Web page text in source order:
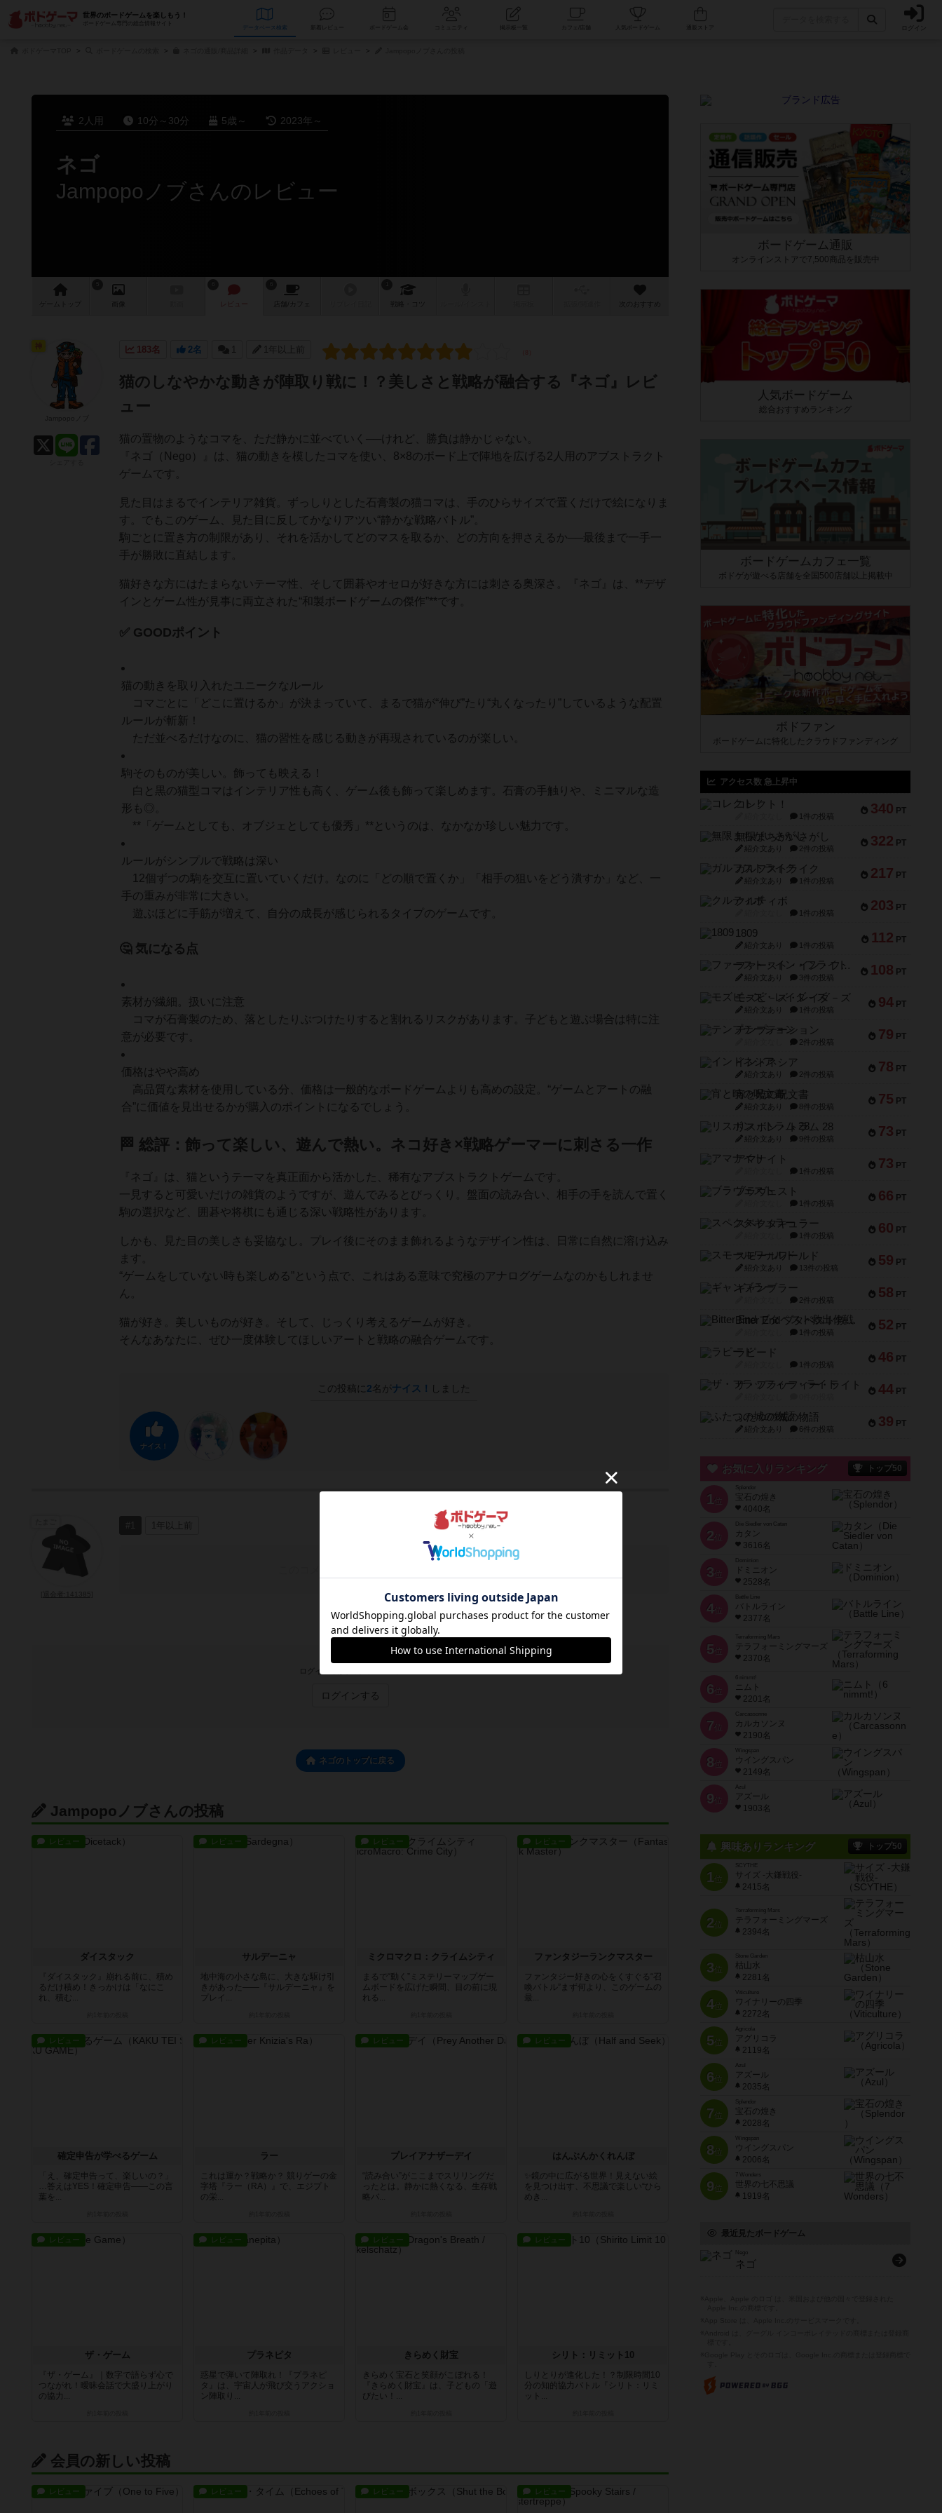
世界のボードゲームを楽しもう！
ボードゲーム専門の総合情報サイト
データベース コミュニティ 人気ボードゲーム ログイン
2人用 10分～30分 5歳～ 2023年～
ネゴ
Jampopoノブさんのレビュー
ゲーム 画像 レビュー 店舗/ カフェ 戦略 次のおすすめ
183名 2名 1 1年以上前
猫のしなやかな動きが陣取り戦に！？美しさと戦略が融合する『ネゴ』レビ
ュー
猫の置物のようなコマを、ただ静かに並べていく──けれど、勝負は静かじゃない。
『ネゴ（Nego）』は、猫の動きを模したコマを使い、8×8のボード上で陣地を広げる2人用のアブストラクト
ゲームです。
見た目はまるでインテリア雑貨。ずっしりとした石膏製の猫コマは、手のひらサイズで置くだけで絵になりま
す。でもこのゲーム、見た目に反してかなりアツい“静かな戦略バトル”。
駒ごとに置き方の制限があり、それを活かしてどのマスを取るか、どの方向を押さえるか──最後まで一手一
手が勝敗に直結します。
猫好きな方にはたまらないテーマ性、そして囲碁やオセロが好きな方には刺さる奥深さ。『ネゴ』は、**デザ
インとゲーム性が見事に両立された“和製ボードゲームの傑作”**です。
✅ GOODポイント
猫の動きを取り入れたユニークなルール
コマごとに「どこに置けるか」が決まっていて、まるで猫が“伸び”たり“丸くなったり”しているような配置
ルールが斬新！
ただ並べるだけなのに、猫の習性を感じる動きが再現されているのが楽しい。
駒そのものが美しい。飾っても映える！
白と黒の猫型コマはインテリア性も高く、ゲーム後も飾って楽しめます。石膏の手触りや、ミニマルな造
形も◎。
**「ゲームとしても、オブジェとしても優秀」**というのは、なかなか珍しい魅力です。
ルールがシンプルで戦略は深い
12個ずつの駒を交互に置いていくだけ。なのに「どの順で置くか」「相手の狙いをどう潰すか」など、一
手の重みが非常に大きい。
遊ぶほどに手筋が増えて、自分の成長が感じられるタイプのゲームです。
🤔 気になる点
素材が繊細。扱いに注意
コマが石膏製のため、落としたりぶつけたりすると割れるリスクがあります。子どもと遊ぶ場合は特に注
意が必要です。
価格はやや高め
高品質な素材を使用している分、価格は一般的なボードゲームよりも高めの設定。“ゲームとアートの融
合”に価値を見出せるかが購入のポイントになるでしょう。
🏁 総評：飾って楽しい、遊んで熱い。ネコ好き×戦略ゲーマーに刺さる一作
『ネゴ』は、猫というテーマを真正面から活かした、稀有なアブストラクトゲームです。
一見すると可愛いだけの雑貨のようですが、遊んでみるとびっくり。盤面の読み合い、相手の手を読んで置く
駒の選択など、囲碁や将棋にも通じる深い戦略性があります。
しかも、見た目の美しさも妥協なし。プレイ後にそのまま飾れるようなデザイン性は、日常に自然に溶け込み
ます。
“ゲームをしていない時も楽しめる”という点で、これはある意味で究極のアナログゲームなのかもしれませ
ん。
猫が好き。美しいものが好き。そして、じっくり考えるゲームが好き。
そんなあなたに、ぜひ一度体験してほしいアートと戦略の融合ゲームです。
この投稿に 2名がナイス！ しました
ナイス！
1年以上前
ログイン/会員登録でコメント
ログインする
ネゴのトップに戻る
Jampopoノブさんの投稿
レビュー
ダイスタック
『ダイスタック』崩れる前に、積め
るだけ積め！きっかけは「なにこ
れ、積む...
レビュー
サルデーニャ
地中海の小さな島に、大きな駆け引
きがあった——『サルデーニャ』を
プレイ...
レビュー
ミクロマクロ：クライムシティ
まるで“動く”ミステリーマップゲー
ムボードを広げた瞬間、目の前に現
れる...
レビュー
ファンタジーランクマスター
ファンタジー好きの心をくすぐる“召
喚バトル”まず何より、このゲームの
最...
レビュー
確定申告が学べるゲーム
「え、確定申告って、楽しいの？」
…答えはYES！確定申告——この言
葉を...
レビュー
ラー
これは運か？戦略か？ 競りゲーの金
字塔『ラー（RA）』で、エジプト
の栄...
レビュー
プレイアナザーデイ
“読み合い”がここまでスリリングだ
ったとは。静かに熱くなる、生存戦
略バ...
レビュー
はんぶんかくれんぼ
✨鏡の中に広がる世界！見えない絵
を見つけ出す、不思議で楽しい“ひら
めき...
レビュー
ザ・ゲーム
『ザ・ゲーム』｜数字で語らず心で
つながれ！曖昧会話で大盛り上がり
の協力...
レビュー
プラネピタ
惑星で弾いて陣取れ！『プラネピ
タ』は、宇宙人が飛び交うアクショ
ン陣取り...
レビュー
きらめく財宝
きらめく宝石と笑顔がこぼれる！
『きらめく財宝』は、子どもの「遊
びたい！...
レビュー
シリト：リミット10
しりとりが進化した！？制限時間10
分の知的協力バトル『シリト：リミ
ット...
会員の新しい投稿
レビュー レビュー レビュー レビュー
ボードゲーム通販
オンラインストアで7,500商品を販売中
人気ボードゲーム
総合おすすめランキング
ボードゲームカフェ一覧
ボドゲが遊べる店舗を全国500店舗以上掲載中
ボドファン
ボードゲームに特化したクラウドファンディング
アクセス数 急上昇中
340 PT
コレクト！
1件の投稿
322 PT
無限まちがいさがし
紹介文あり 2件の投稿
217 PT
ガルフストライク
紹介文あり 1件の投稿
203 PT
クルティボ
1件の投稿
112 PT
1809
紹介文あり 1件の投稿
108 PT
ファースト・イン・フライト
紹介文あり 3件の投稿
94 PT
モズビ－ズ・レイダ－ズ
紹介文あり 1件の投稿
79 PT
テンプテーション
2件の投稿
78 PT
インドネシア
紹介文あり 2件の投稿
75 PT
宵と暁の呪文書
紹介文あり 8件の投稿
73 PT
リスボン・トラム 28
紹介文あり 9件の投稿
73 PT
アマナイト
1件の投稿
66 PT
ブラヴェスト
1件の投稿
60 PT
スペクタキュラー
1件の投稿
59 PT
スモールワールド
紹介文あり 13件の投稿
58 PT
ギャンブラー
2件の投稿
52 PT
Bitter End ブタペスト救出作戦
1件の投稿
46 PT
ラピード
1件の投稿
44 PT
ザ・フラッフィー・ライト
39 PT
ふたつの城の物語
紹介文あり 6件の投稿
お気に入りランキング トップ50
1 位
宝石の煌き
4040名
2 位
Die Siedler von Catan
カタン
3616名
3 位
ドミニオン
2528名
4位
Battle Line
バトルライン
2377名
5 位
Terraforming Mars
テラフォーミングマーズ
2370名
6 位
ニムト
2201名
7 位
Carcassonne
カルカソンヌ
2190名
8 位
Wingspan
ウイングスパン
2149名
9 位
Azul
アズール
1903名
興味ありランキング トップ50
1位
SCYTHE
サイズ -大鎌戦役-
2415名
2位
Terraforming Mars
テラフォーミングマーズ
2394名
3位
Stone Garden
枯山水
2281名
4位
Viticulture
ワイナリーの四季
2272名
5位
Agricola
アグリコラ
2119名
6位
Azul
アズール
2035名
7位
宝石の煌き
2028名
8位
Wingspan
ウイングスパン
2006名
9位
7 Wonders
世界の七不思議
1919名
最近見たボードゲーム
Nego
ネゴ